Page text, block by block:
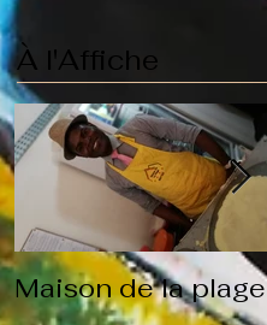
À l'Affiche
Maison de la plage